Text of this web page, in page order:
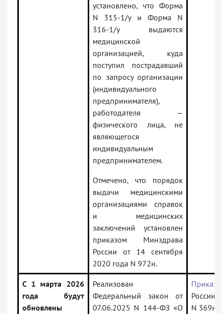
установлено, что Форма
N 315-1/у и Форма N
316-1/у выдаются
медицинской
организацией, куда
поступил пострадавший
по запросу организации
(индивидуального
предпринимателя),
работодателя —
физического лица, не
являющегося
индивидуальным
предпринимателем.
Отмечено, что порядок
выдачи медицинскими
организациями справок
и медицинских
заключений установлен
приказом Минздрава
России от 14 сентября
2020 года N 972н.
С 1 марта 2026
года будут
обновлены
Реализован
Федеральный закон от
07.06.2025 N 144-ФЗ «О
Приказ
России
N 369н